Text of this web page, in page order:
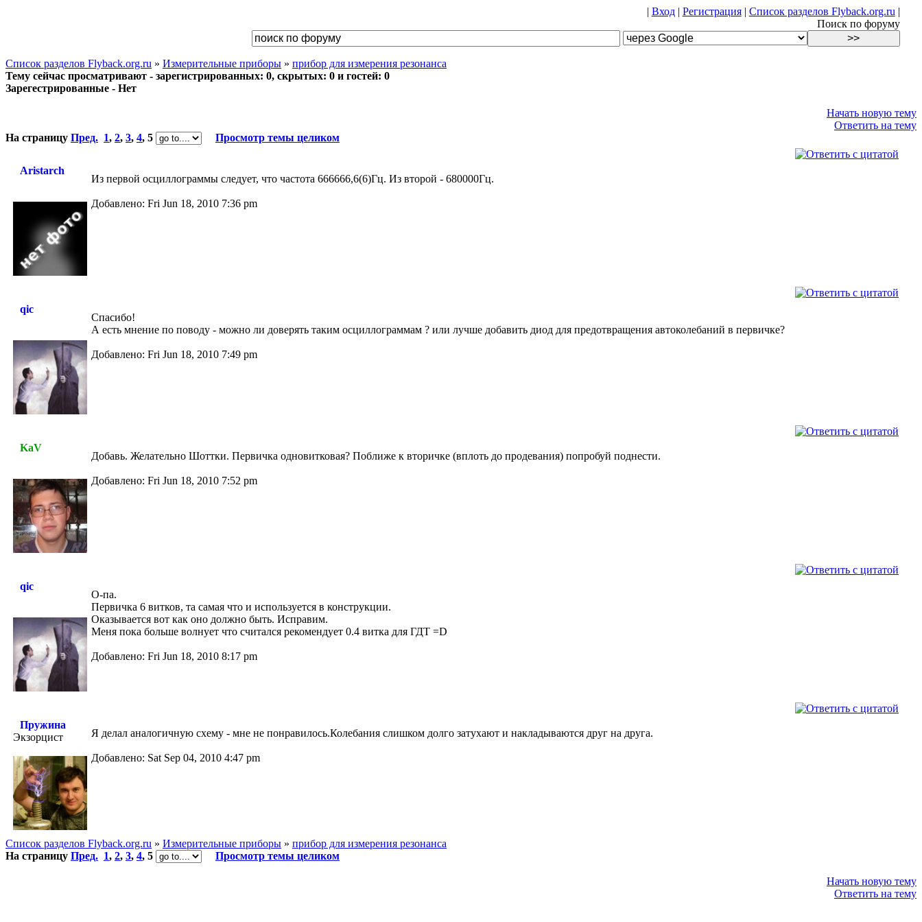
| Вход| Регистрация| Список разделов Flyback.org.ru |
Поиск по форуму
Список разделов Flyback.org.ru » Измерительные приборы » прибор для измерения резонанса
Тему сейчас просматривают - зарегистрированных: 0, скрытых: 0 и гостей: 0
Зарегестрированные - Нет
Начать новую тему
Ответить на тему
На страницу Пред. 1, 2, 3, 4, 5 Просмотр темы целиком
Aristarch
Из первой осциллограммы следует, что частота 666666,6(6)Гц. Из второй - 680000Гц.
Добавлено: Fri Jun 18, 2010 7:36 pm
qic
Спасибо!
А есть мнение по поводу - можно ли доверять таким осциллограммам ? или лучше добавить диод для предотвращения автоколебаний в первичке?
Добавлено: Fri Jun 18, 2010 7:49 pm
KaV
Добавь. Желательно Шоттки. Первичка одновитковая? Поближе к вторичке (вплоть до продевания) попробуй поднести.
Добавлено: Fri Jun 18, 2010 7:52 pm
qic
О-па.
Первичка 6 витков, та самая что и используется в конструкции.
Оказывается вот как оно должно быть. Исправим.
Меня пока больше волнует что считался рекомендует 0.4 витка для ГДТ =D
Добавлено: Fri Jun 18, 2010 8:17 pm
Пружина
Экзорцист
Я делал аналогичную схему - мне не понравилось.Колебания слишком долго затухают и накладываются друг на друга.
Добавлено: Sat Sep 04, 2010 4:47 pm
Список разделов Flyback.org.ru » Измерительные приборы » прибор для измерения резонанса
На страницу Пред. 1, 2, 3, 4, 5 Просмотр темы целиком
Начать новую тему
Ответить на тему